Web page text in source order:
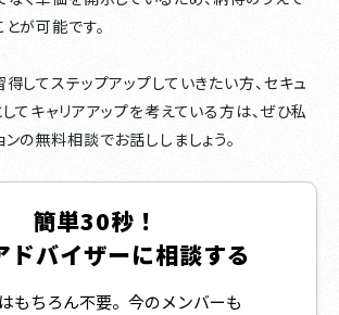
が可能です。
してステップアップしていきたい方、セキュ
てキャリアアップを考えている方は、ぜひ私
の無料相談でお話ししましょう。
簡単30秒！
ドバイザーに相談する
もちろん不要。今のメンバーも